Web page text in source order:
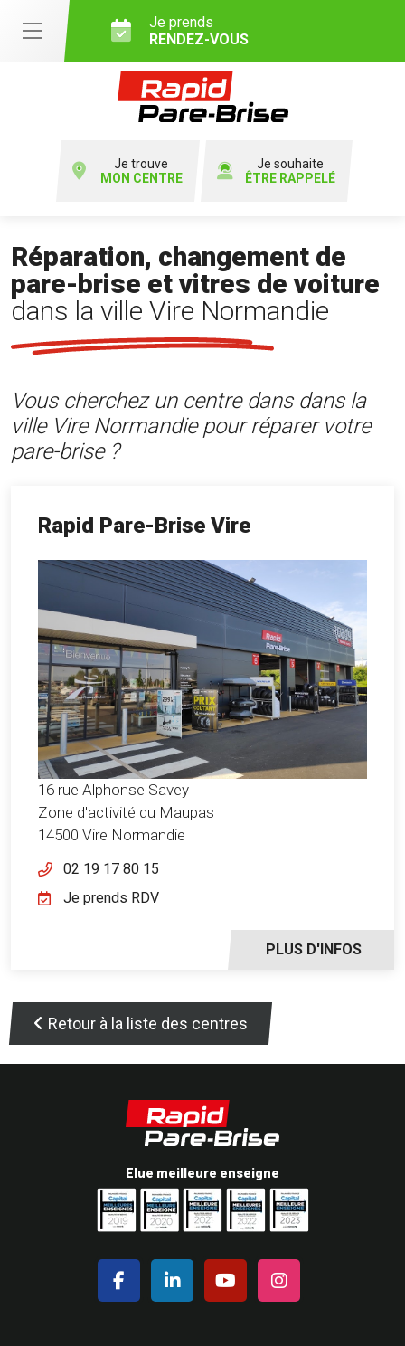
Je prends
RENDEZ-VOUS
Je trouve
MON CENTRE
Je souhaite
ÊTRE RAPPELÉ
Réparation, changement de
pare-brise et vitres de voiture
dans la ville Vire Normandie
Vous cherchez un centre dans dans la
ville Vire Normandie pour réparer votre
pare-brise ?
Rapid Pare-Brise Vire
16 rue Alphonse Savey
Zone d'activité du Maupas
14500 Vire Normandie
02 19 17 80 15
PLUS D'INFOS
Je prends RDV
Retour à la liste des centres
Elue meilleure enseigne